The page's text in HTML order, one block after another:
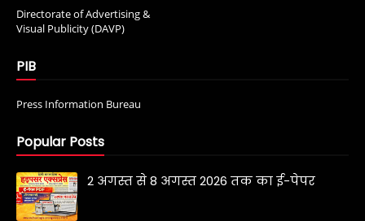
Directorate of Advertising &
Visual Publicity (DAVP)
PIB
Press Information Bureau
Popular Posts
2 अगस्त से 8 अगस्त 2026 तक का ई-पेपर